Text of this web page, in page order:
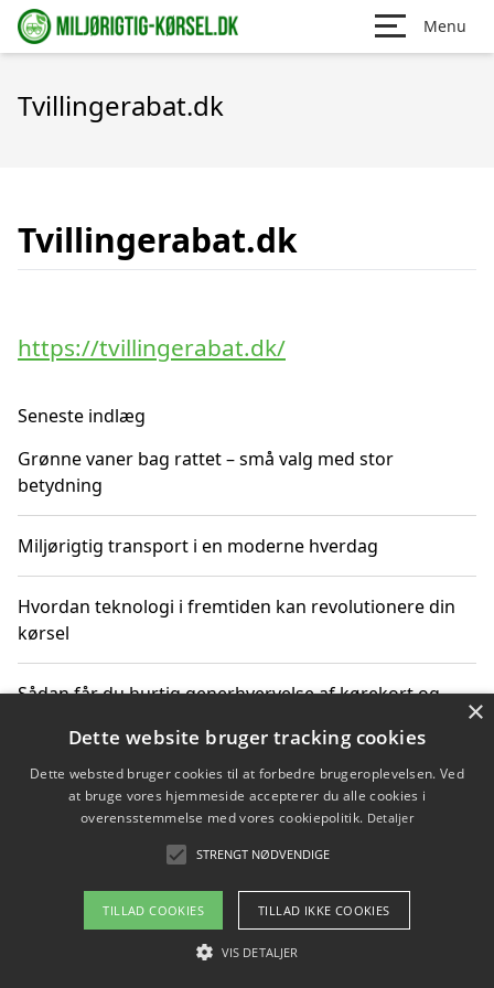
Menu
Tvillingerabat.dk
Tvillingerabat.dk
https://tvillingerabat.dk/
Seneste indlæg
Grønne vaner bag rattet – små valg med stor
betydning
Miljørigtig transport i en moderne hverdag
Hvordan teknologi i fremtiden kan revolutionere din
kørsel
Sådan får du hurtig generhvervelse af kørekort og
Sådan lærer du miljørigtig kørsel hos en køreskole i
Gentofte
Copyright 2026 - Pilanto Aps
Om / kontakt
×
Dette website bruger tracking cookies
Dette websted bruger cookies til at forbedre brugeroplevelsen. Ved
at bruge vores hjemmeside accepterer du alle cookies i
overensstemmelse med vores cookiepolitik. Detaljer
STRENGT NØDVENDIGE
TILLAD COOKIES TILLAD IKKE COOKIES
VIS DETALJER